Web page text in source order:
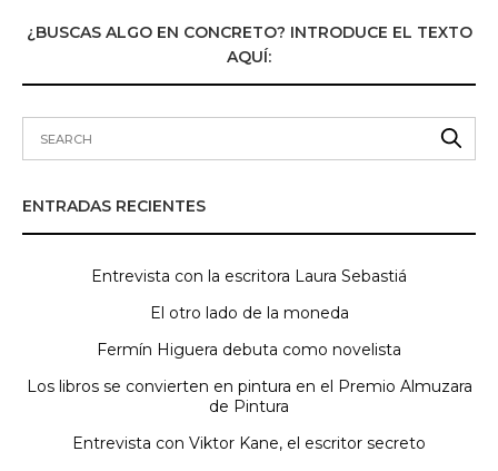
¿BUSCAS ALGO EN CONCRETO? INTRODUCE EL TEXTO
AQUÍ:
ENTRADAS RECIENTES
Entrevista con la escritora Laura Sebastiá
El otro lado de la moneda
Fermín Higuera debuta como novelista
Los libros se convierten en pintura en el Premio Almuzara
de Pintura
Entrevista con Viktor Kane, el escritor secreto